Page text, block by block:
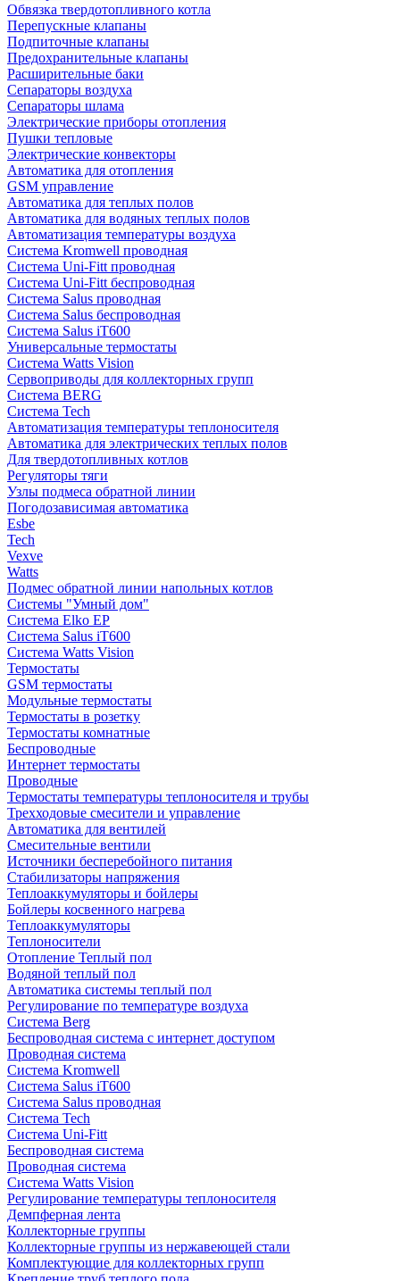
Обвязка твердотопливного котла
Перепускные клапаны
Подпиточные клапаны
Предохранительные клапаны
Расширительные баки
Сепараторы воздуха
Сепараторы шлама
Электрические приборы отопления
Пушки тепловые
Электрические конвекторы
Автоматика для отопления
GSM управление
Автоматика для теплых полов
Автоматика для водяных теплых полов
Автоматизация температуры воздуха
Система Kromwell проводная
Система Uni-Fitt проводная
Система Uni-Fitt беспроводная
Система Salus проводная
Система Salus беспроводная
Система Salus iT600
Универсальные термостаты
Система Watts Vision
Сервоприводы для коллекторных групп
Система BERG
Система Tech
Автоматизация температуры теплоносителя
Автоматика для электрических теплых полов
Для твердотопливных котлов
Регуляторы тяги
Узлы подмеса обратной линии
Погодозависимая автоматика
Esbe
Tech
Vexve
Watts
Подмес обратной линии напольных котлов
Системы "Умный дом"
Система Elko EP
Система Salus iT600
Система Watts Vision
Термостаты
GSM термостаты
Модульные термостаты
Термостаты в розетку
Термостаты комнатные
Беспроводные
Интернет термостаты
Проводные
Термостаты температуры теплоносителя и трубы
Трехходовые смесители и управление
Автоматика для вентилей
Смесительные вентили
Источники бесперебойного питания
Стабилизаторы напряжения
Теплоаккумуляторы и бойлеры
Бойлеры косвенного нагрева
Теплоаккумуляторы
Теплоносители
Отопление Теплый пол
Водяной теплый пол
Автоматика системы теплый пол
Регулирование по температуре воздуха
Система Berg
Беспроводная система с интернет доступом
Проводная система
Система Kromwell
Система Salus iT600
Система Salus проводная
Система Tech
Система Uni-Fitt
Беспроводная система
Проводная система
Система Watts Vision
Регулирование температуры теплоносителя
Демпферная лента
Коллекторные группы
Коллекторные группы из нержавеющей стали
Комплектующие для коллекторных групп